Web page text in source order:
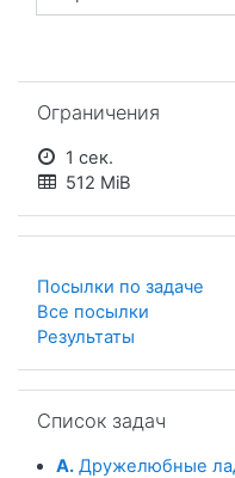
Ограничения
1 сек.
512 MiB
Посылки по задаче
Все посылки
Результаты
Список задач
A. Дружелюбные